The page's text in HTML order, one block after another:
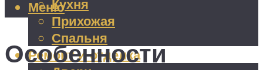
Кухня
Прихожая
Спальня
Ремонт и отделка
Меню
Особенности